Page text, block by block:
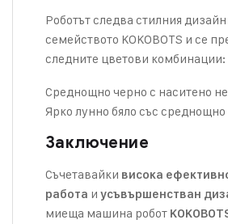
Роботът следва стилния
семейството KOKOBOTS и се
следните цветови комбинации:
Среднощно черно с наситено
Ярко лунно бяло със среднощно
Заключение
Съчетавайки висока
работа и усъвършенстван
миеща машина робот